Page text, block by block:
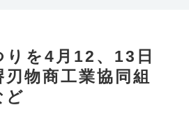
りを4月12、13日
物商工業協同組
ど